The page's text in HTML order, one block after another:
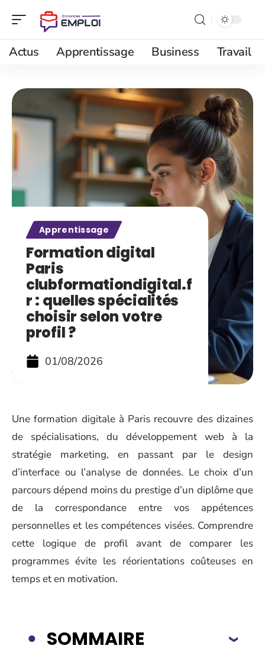
Actus Apprentissage Business Travail
Apprentissage
Formation digital
Paris
clubformationdigital.f
r : quelles spécialités
choisir selon votre
profil ?
01/08/2026
Une formation digitale à Paris recouvre des dizaines
de spécialisations, du développement web à la
stratégie marketing, en passant par le design
d’interface ou l’analyse de données. Le choix d’un
parcours dépend moins du prestige d’un diplôme que
de la correspondance entre vos appétences
personnelles et les compétences visées. Comprendre
cette logique de profil avant de comparer les
programmes évite les réorientations coûteuses en
temps et en motivation.
SOMMAIRE